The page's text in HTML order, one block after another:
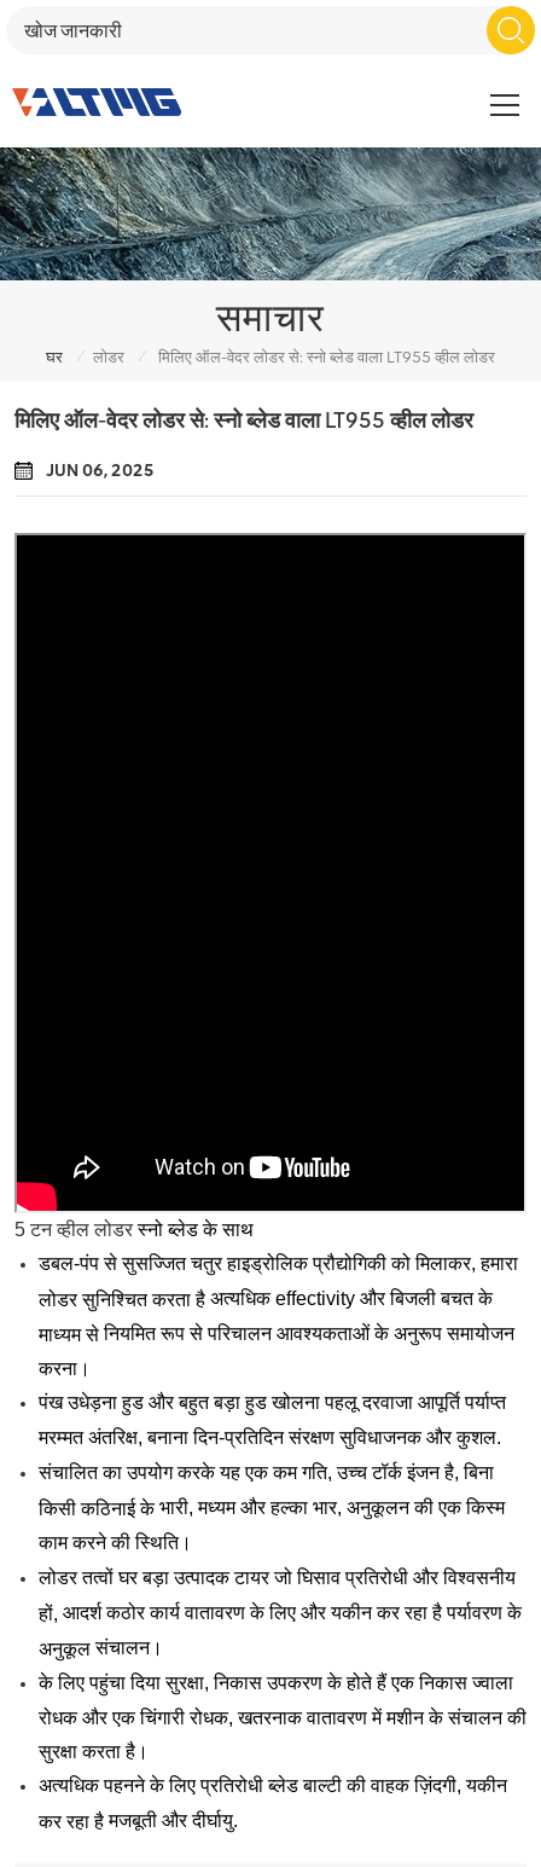
समाचार
घर / लोडर / मिलिए ऑल-वेदर लोडर से: स्नो ब्लेड वाला LT955 व्हील लोडर
मिलिए ऑल-वेदर लोडर से: स्नो ब्लेड वाला LT955 व्हील लोडर
JUN 06, 2025
5 टन व्हील लोडरस्नो ब्लेड के साथ
डबल-पंप से सुसज्जितचतुरहाइड्रोलिक प्रौद्योगिकी को मिलाकर, हमारा
लोडर सुनिश्चित करता है अत्यधिक effectivity औरबिजलीबचतके
माध्यम से नियमित रूप सेपरिचालन आवश्यकताओं के अनुरूप समायोजन
करना।
पंखउधेड़नाहुड औरबहुत बड़ाहुड खोलनापहलूदरवाजा आपूर्ति पर्याप्त
मरम्मतअंतरिक्ष, बनानादिन-प्रतिदिन संरक्षण सुविधाजनकऔर कुशल.
संचालितका उपयोग करकेयह एक कम गति, उच्च टॉर्क इंजन है,बिना
किसी कठिनाई केभारी, मध्यम औरहल्का भार, अनुकूलनकी एक किस्म
काम करने की स्थिति।
लोडरतत्वों घर बड़ा उत्पादकटायर जो घिसाव प्रतिरोधी और विश्वसनीय
हों, आदर्शकठोर कार्य वातावरण के लिए औरयकीन कर रहा है पर्यावरण के
अनुकूलसंचालन।
के लिएपहुंचा दियासुरक्षा, निकासउपकरण के होते हैंएक निकास ज्वाला
रोधक और एक चिंगारी रोधक, खतरनाक वातावरण में मशीन के संचालन की
सुरक्षा करता है।
अत्यधिकपहनने के लिए प्रतिरोधी ब्लेड बाल्टी कीवाहकज़िंदगी,यकीन
कर रहा है मजबूती और दीर्घायु.